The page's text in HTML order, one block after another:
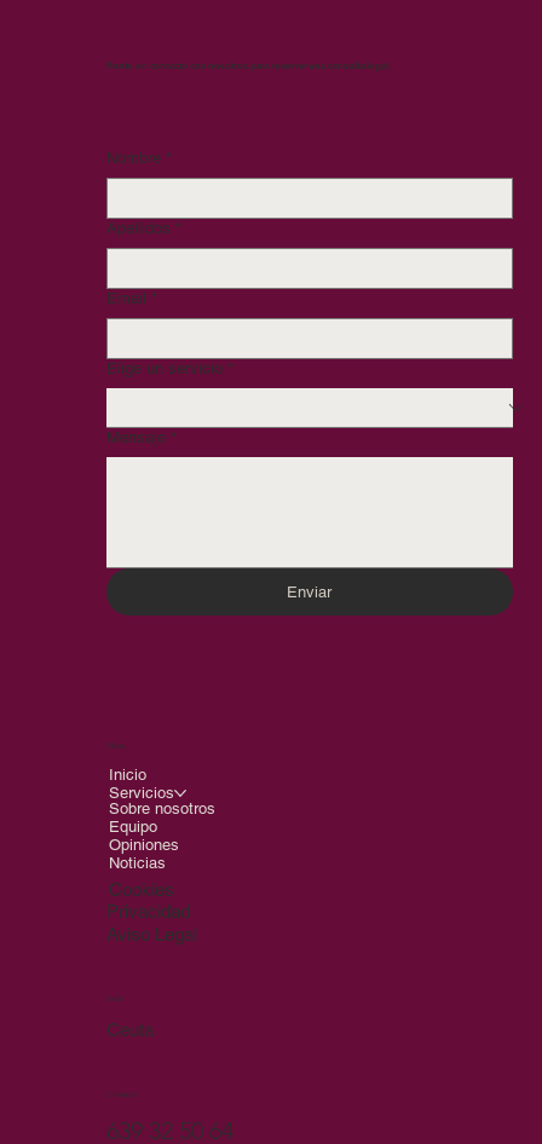
Ponte en contacto con nosotros para reservar una consulta legal.
Nombre *
Apellidos *
Email *
Elige un servicio *
Mensaje *
Enviar
Menu
Inicio
Servicios
Sobre nosotros
Equipo
Opiniones
Noticias
Aviso Legal
Privacidad
Cookies
Sede
Ceuta
Contacto
639 32 50 64